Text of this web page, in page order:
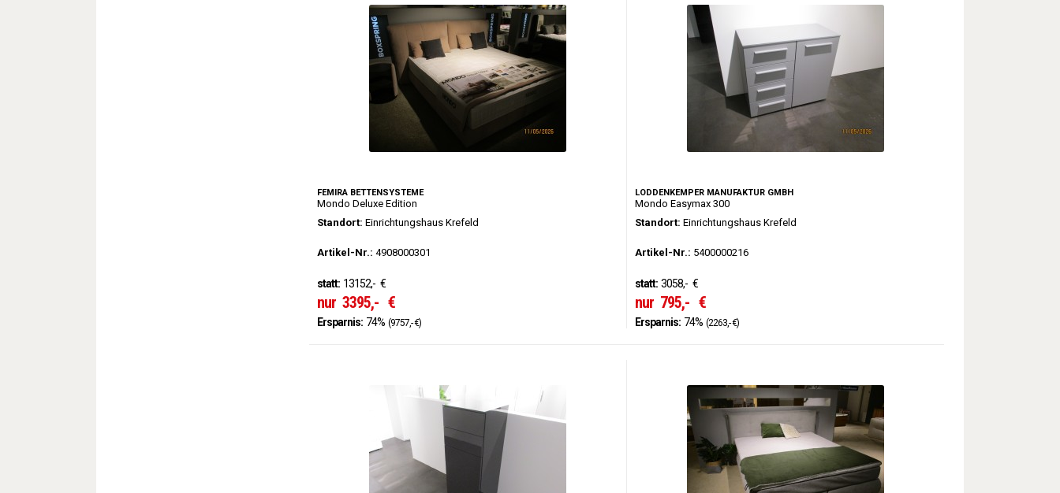
FEMIRA BETTENSYSTEME
Mondo Deluxe Edition
Standort: Einrichtungshaus Krefeld
Artikel-Nr.: 4908000301
statt: 13152,- €
nur 3395,- €
Ersparnis: 74% (9757,- €)
LODDENKEMPER MANUFAKTUR GMBH
Mondo Easymax 300
Standort: Einrichtungshaus Krefeld
Artikel-Nr.: 5400000216
statt: 3058,- €
nur 795,- €
Ersparnis: 74% (2263,- €)